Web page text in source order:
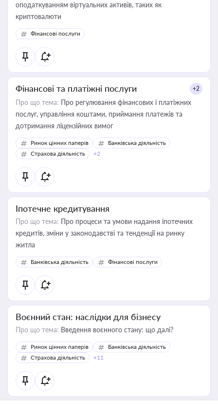
оподаткуванням віртуальних активів, таких як
криптовалюти
Фінансові послуги
Фінансові та платіжні послуги +2
Про що тема: Про регулювання фінансових і платіжних
послуг, управління коштами, приймання платежів та
дотримання ліцензійних вимог
Ринок цінних паперів
Банківська діяльність
Страхова діяльність
+2
Іпотечне кредитування
Про що тема: Про процеси та умови надання іпотечних
кредитів, зміни у законодавстві та тенденції на ринку
житла
Банківська діяльність Фінансові послуги
Воєнний стан: наслідки для бізнесу
Про що тема: Введення воєнного стану: що далі?
Ринок цінних паперів
Банківська діяльність
Страхова діяльність
+11